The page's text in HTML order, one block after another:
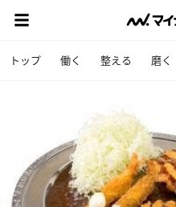
トップ 働く 整える 磨く